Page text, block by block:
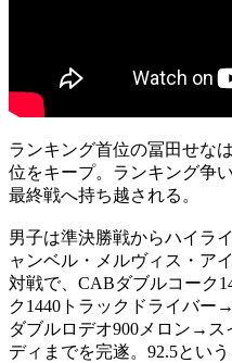
ランキング首位の冨田せな
位をキープ。ランキング争
最終戦へ持ち越される。
男子は準決勝戦からハイラ
ャンベル・メルヴィス・ア
対戦で、CABダブルコーク
ク1440トラックドライバー
ダブルロデオ900メロン→ス
ディまでを完遂。92.5とい